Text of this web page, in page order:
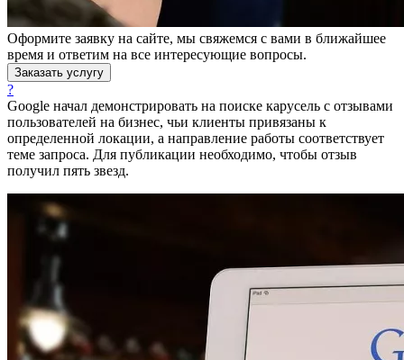
Оформите заявку на сайте, мы свяжемся с вами в ближайшее
время и ответим на все интересующие вопросы.
Заказать услугу
?
Google начал демонстрировать на поиске карусель с отзывами
пользователей на бизнес, чьи клиенты привязаны к
определенной локации, а направление работы соответствует
теме запроса. Для публикации необходимо, чтобы отзыв
получил пять звезд.